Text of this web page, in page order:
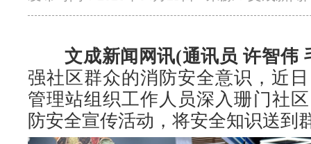
文成新闻网讯(通讯员 许智伟
强社区群众的消防安全意识，近
管理站组织工作人员深入珊门社
防安全宣传活动，将安全知识送到